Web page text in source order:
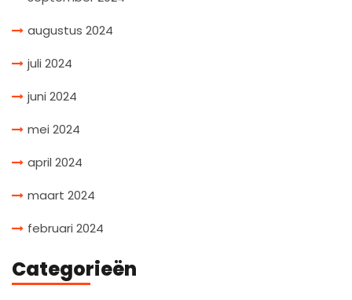
augustus 2024
juli 2024
juni 2024
mei 2024
april 2024
maart 2024
februari 2024
Categorieën